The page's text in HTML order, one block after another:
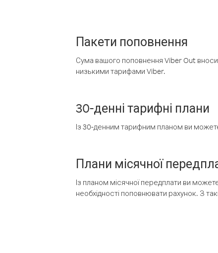
Пакети поповнення
Сума вашого поповнення Viber Out
низькими тарифами Viber.
30-денні тарифні плани
Із 30-денним тарифним планом ви
Плани місячної
Із планом місячної передплати ви
необхідності поповнювати рахунок. З